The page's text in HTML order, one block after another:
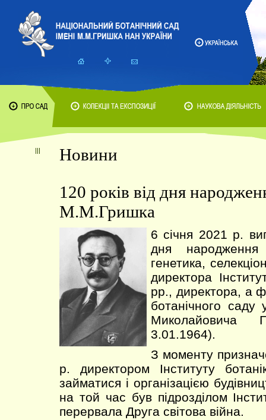
Новини
120 років від дня
М.М.Гришка
6 січня 2021 р.
дня
генетика,
директора
рр., директора, а
ботанічного
Миколайовича
3.01.1964).
З моменту
р. директором Інституту
займатися і організацією
на той час був підрозділом
перервала Друга світова війна.